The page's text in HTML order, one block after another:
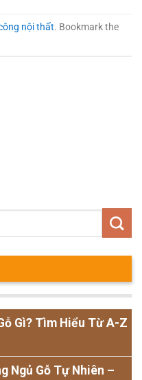
nội thất. Bookmark the
Gì? Tìm Hiểu Từ A-Z
Ngủ Gỗ Tự Nhiên –